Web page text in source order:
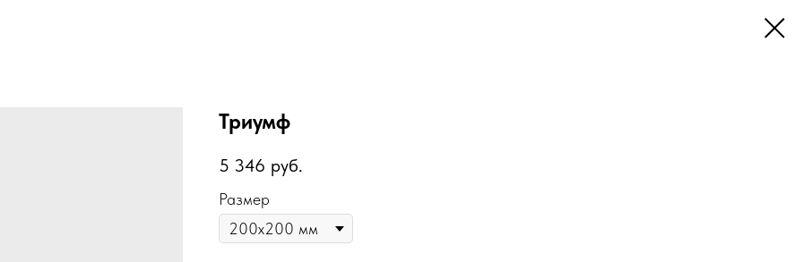
Триумф
5 346 руб.
Размер